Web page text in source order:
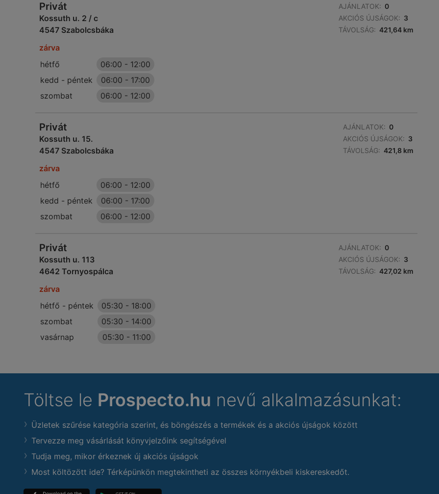
Privát
Kossuth u. 2 / c
4547 Szabolcsbáka
AJÁNLATOK: 0
AKCIÓS ÚJSÁGOK: 3
TÁVOLSÁG: 421,64 km
zárva
hétfő
06:00 - 12:00
kedd - péntek
06:00 - 17:00
szombat
06:00 - 12:00
Privát
Kossuth u. 15.
4547 Szabolcsbáka
AJÁNLATOK: 0
AKCIÓS ÚJSÁGOK: 3
TÁVOLSÁG: 421,8 km
zárva
hétfő
06:00 - 12:00
kedd - péntek
06:00 - 17:00
szombat
06:00 - 12:00
Privát
Kossuth u. 113
4642 Tornyospálca
AJÁNLATOK: 0
AKCIÓS ÚJSÁGOK: 3
TÁVOLSÁG: 427,02 km
zárva
hétfő - péntek
05:30 - 18:00
szombat
05:30 - 14:00
vasárnap
05:30 - 11:00
Töltse le Prospecto.hu nevű alkalmazásunkat:
Üzletek szűrése kategória szerint, és böngészés a termékek és a akciós újságok között
Tervezze meg vásárlását könyvjelzőink segítségével
Tudja meg, mikor érkeznek új akciós újságok
Most költözött ide? Térképünkön megtekintheti az összes környékbeli kiskereskedőt.